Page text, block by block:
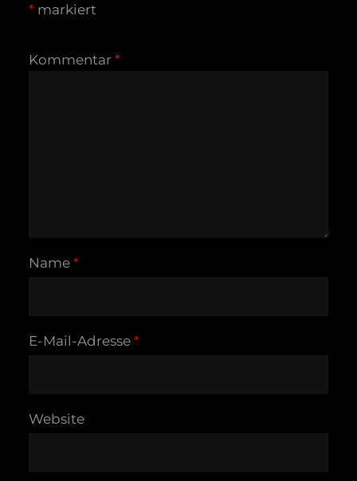
* markiert
Kommentar *
Name *
E-Mail-Adresse *
Website